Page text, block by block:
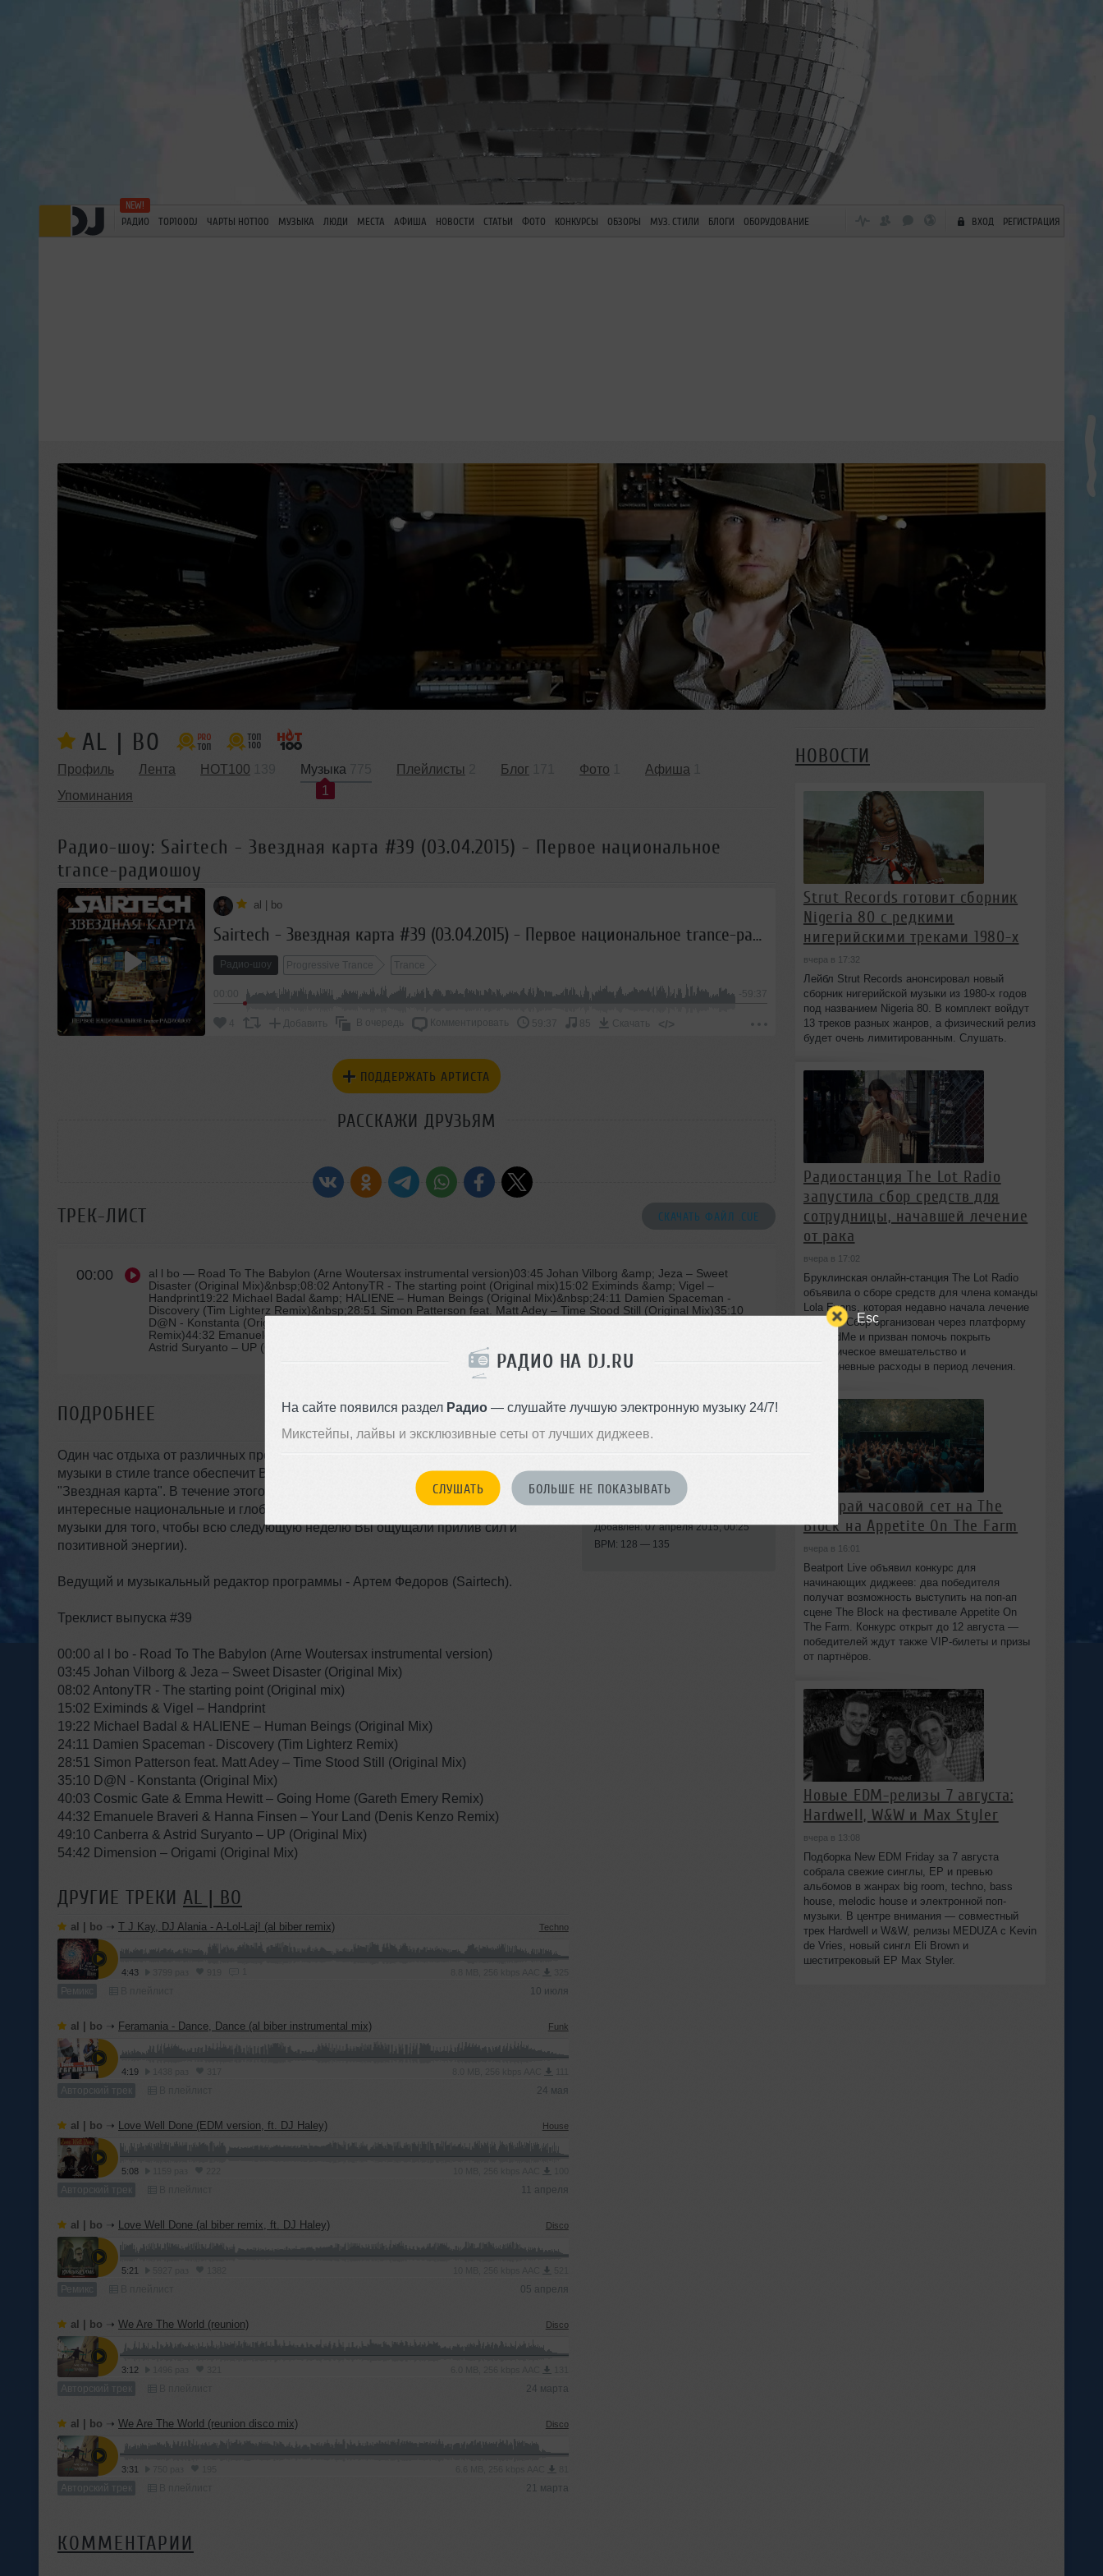
Esc
РАДИО НА DJ.RU
На сайте появился раздел Радио— слушайте лучшую электронную музыку 24/7!
Микстейпы, лайвы и эксклюзивные сеты от лучших диджеев.
СЛУШАТЬ БОЛЬШЕ НЕ ПОКАЗЫВАТЬ
РАДИО TOP100DJ ЧАРТЫ HOT100 МУЗЫКА ЛЮДИ МЕСТА АФИША НОВОСТИ СТАТЬИ ФОТО КОНКУРСЫ ОБЗОРЫ МУЗ. СТИЛИ БЛОГИ ОБОРУДОВАНИЕ ВХОД РЕГИСТРАЦИЯ
AL | BO
Профиль Лента HOT100
Музыка
1
Плейлисты Блог Фото Афиша
Упоминания
Радио-шоу: Sairtech - Звездная карта #39 (03.04.2015) - Первое национальное
trance-радиошоу
al | bo
Sairtech - Звездная карта #39 (03.04.2015) - Первое национальное trance-радиошоу
Радио-шоу Progressive Trance Trance
-59:37
Добавить В очередь Комментировать 59:37 85 Скачать </>
ПОДДЕРЖАТЬ АРТИСТА
РАССКАЖИ ДРУЗЬЯМ
ТРЕК-ЛИСТ СКАЧАТЬ ФАЙЛ .CUE
00:00 al l bo — Road To The Babylon (Arne Woutersax instrumental version)03:45 Johan Vilborg &amp; Jeza – Sweet
Disaster (Original Mix)&nbsp;08:02 AntonyTR - The starting point (Original mix)15:02 Eximinds &amp; Vigel –
Handprint19:22 Michael Badal &amp; HALIENE – Human Beings (Original Mix)&nbsp;24:11 Damien Spaceman -
Discovery (Tim Lighterz Remix)&nbsp;28:51 Simon Patterson feat. Matt Adey – Time Stood Still (Original Mix)35:10
D@N - Konstanta (Original Mix)40:03 Cosmic Gate &amp; Emma Hewitt – Going Home (Gareth Emery
Remix)44:32 Emanuele Braveri &amp; Hanna Finsen – Your Land (Denis Kenzo Remix)49:10 Canberra &amp;
Astrid Suryanto – UP (Original Mix)54:42 Dimension – Origami (Original Mix)
ПОДРОБНЕЕ
Один час отдыха от различных проблем и сложностей в космическом пространстве
музыки в стиле trance обеспечит Вам "Первое национальное trance-радиошоу
"Звездная карта". В течение этого выпуска для Вас прозвучат наиболее
интересные национальные и глобальные композиции этого стиля электронной
музыки для того, чтобы всю следующую неделю Вы ощущали прилив сил и
позитивной энергии).
Ведущий и музыкальный редактор программы - Артем Федоров (Sairtech).
Треклист выпуска #39
00:00 al l bo - Road To The Babylon (Arne Woutersax instrumental version)
03:45 Johan Vilborg & Jeza – Sweet Disaster (Original Mix)
08:02 AntonyTR - The starting point (Original mix)
15:02 Eximinds & Vigel – Handprint
19:22 Michael Badal & HALIENE – Human Beings (Original Mix)
24:11 Damien Spaceman - Discovery (Tim Lighterz Remix)
28:51 Simon Patterson feat. Matt Adey – Time Stood Still (Original Mix)
35:10 D@N - Konstanta (Original Mix)
40:03 Cosmic Gate & Emma Hewitt – Going Home (Gareth Emery Remix)
44:32 Emanuele Braveri & Hanna Finsen – Your Land (Denis Kenzo Remix)
49:10 Canberra & Astrid Suryanto – UP (Original Mix)
54:42 Dimension – Origami (Original Mix)
ДРУГИЕ ТРЕКИ AL | BO
al | bo ➝ T J Kay, DJ Alania - A-Lol-Laj! (al biber remix) Techno
4:43
Ремикс 10 июля
al | bo ➝ Feramania - Dance, Dance (al biber instrumental mix) Funk
4:19
Авторский трек 24 мая
al | bo ➝ Love Well Done (EDM version, ft. DJ Haley) House
5:08
Авторский трек 11 апреля
al | bo ➝ Love Well Done (al biber remix, ft. DJ Haley) Disco
5:21
Ремикс 05 апреля
al | bo ➝ We Are The World (reunion) Disco
3:12
Авторский трек 24 марта
al | bo ➝ We Are The World (reunion disco mix) Disco
3:31
Авторский трек 21 марта
Стили: Progressive Trance
Trance
Добавлен: 07 апреля 2015, 00:25
BPM: 128 — 135
КОММЕНТАРИИ
НОВОСТИ
Strut Records готовит сборник
Nigeria 80 с редкими
нигерийскими треками 1980-х
вчера в 17:32
Лейбл Strut Records анонсировал новый
сборник нигерийской музыки из 1980-х годов
под названием Nigeria 80. В комплект войдут
13 треков разных жанров, а физический релиз
будет очень лимитированным. Слушать.
Радиостанция The Lot Radio
запустила сбор средств для
сотрудницы, начавшей лечение
от рака
вчера в 17:02
Бруклинская онлайн-станция The Lot Radio
объявила о сборе средств для члена команды
Lola Evans, которая недавно начала лечение
от рака. Сбор организован через платформу
GoFundMe и призван помочь покрыть
хирургическое вмешательство и
повседневные расходы в период лечения.
Выиграй часовой сет на The
Block на Appetite On The Farm
вчера в 16:01
Beatport Live объявил конкурс для
начинающих диджеев: два победителя
получат возможность выступить на поп‑ап
сцене The Block на фестивале Appetite On
The Farm. Конкурс открыт до 12 августа —
победителей ждут также VIP‑билеты и призы
от партнёров.
Новые EDM-релизы 7 августа:
Hardwell, W&W и Max Styler
вчера в 13:08
Подборка New EDM Friday за 7 августа
собрала свежие синглы, EP и превью
альбомов в жанрах big room, techno, bass
house, melodic house и электронной поп-
музыки. В центре внимания — совместный
трек Hardwell и W&W, релизы MEDUZA с Kevin
de Vries, новый сингл Eli Brown и
шеститрековый EP Max Styler.